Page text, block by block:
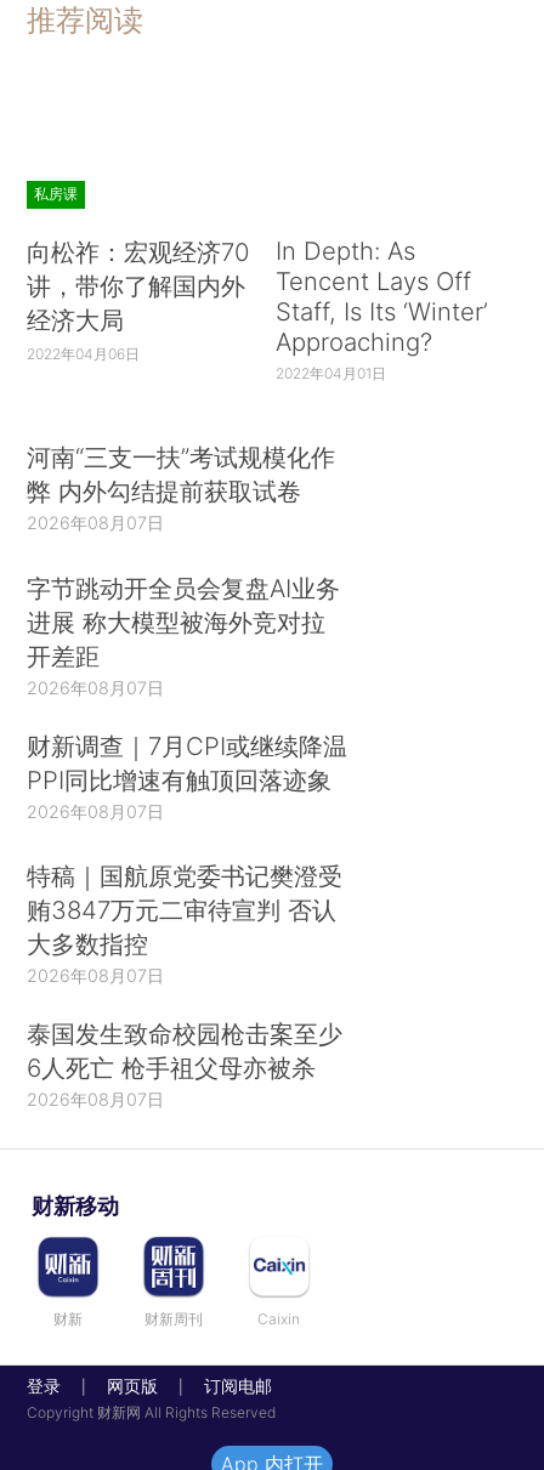
推荐阅读
私房课
向松祚：宏观经济70
讲，带你了解国内外
经济大局
2022年04月06日
In Depth: As
Tencent Lays Off
Staff, Is Its ‘Winter’
Approaching?
2022年04月01日
河南“三支一扶”考试规模化作
弊 内外勾结提前获取试卷
2026年08月07日
字节跳动开全员会复盘AI业务
进展 称大模型被海外竞对拉
开差距
2026年08月07日
财新调查｜7月CPI或继续降温
PPI同比增速有触顶回落迹象
2026年08月07日
特稿｜国航原党委书记樊澄受
贿3847万元二审待宣判 否认
大多数指控
2026年08月07日
泰国发生致命校园枪击案至少
6人死亡 枪手祖父母亦被杀
2026年08月07日
财新移动
财新 财新周刊 Caixin
登录 网页版 订阅电邮
Copyright 财新网 All Rights Reserved
App 内打开